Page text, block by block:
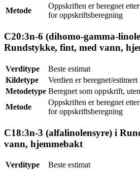
Metode
Oppskriften er beregnet
for oppskriftsberegning
C20:3n-6 (dihomo-gamma-
Rundstykke, fint, med vann,
Verditype
Beste estimat
Kildetype
Verdien er beregnet/
Metodetype Beregnet som oppskrift,
Metode
Oppskriften er beregnet
for oppskriftsberegning
C18:3n-3 (alfalinolensyre) i
vann, hjemmebakt
Verditype
Beste estimat